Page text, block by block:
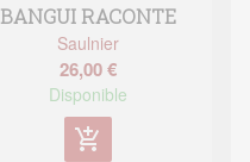
BANGUI RACONTE
Saulnier
26,00 €
Disponible
add_shopping_cart